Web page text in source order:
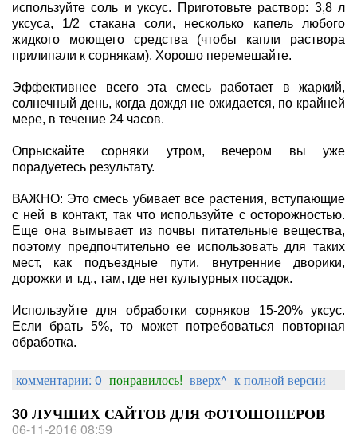
используйте соль и уксус. Приготовьте раствор: 3,8 л
уксуса, 1/2 стакана соли, несколько капель любого
жидкого моющего средства (чтобы капли раствора
прилипали к сорнякам). Хорошо перемешайте.
Эффективнее всего эта смесь работает в жаркий,
солнечный день, когда дождя не ожидается, по крайней
мере, в течение 24 часов.
Опрыскайте сорняки утром, вечером вы уже
порадуетесь результату.
ВАЖНО: Это смесь убивает все растения, вступающие
с ней в контакт, так что используйте с осторожностью.
Еще она вымывает из почвы питательные вещества,
поэтому предпочтительно ее использовать для таких
мест, как подъездные пути, внутренние дворики,
дорожки и т.д., там, где нет культурных посадок.
Используйте для обработки сорняков 15-20% уксус.
Если брать 5%, то может потребоваться повторная
обработка.
комментарии: 0 понравилось! вверх^ к полной версии
30 ЛУЧШИХ САЙТОВ ДЛЯ ФОТОШОПЕРОВ
06-11-2016 08:59